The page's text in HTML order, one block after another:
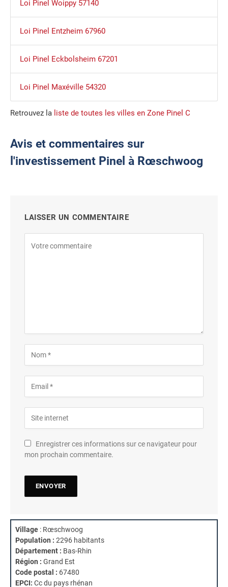
Loi Pinel Woippy 57140
Loi Pinel Entzheim 67960
Loi Pinel Eckbolsheim 67201
Loi Pinel Maxéville 54320
Retrouvez la liste de toutes les villes en Zone Pinel C
Avis et commentaires sur
l'investissement Pinel à Rœschwoog
LAISSER UN COMMENTAIRE
Enregistrer ces informations sur ce navigateur pour
mon prochain commentaire.
Village : Rœschwoog
Population : 2296 habitants
Département : Bas-Rhin
Région : Grand Est
Code postal : 67480
EPCI: Cc du pays rhénan